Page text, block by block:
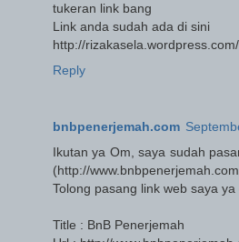
tukeran link bang
Link anda sudah ada di sini
http://
Reply
bnbpenerjemah.com
Ikutan ya Om, saya sudah
(http://
Tolong pasang link web saya ya
Title : BnB Penerjemah